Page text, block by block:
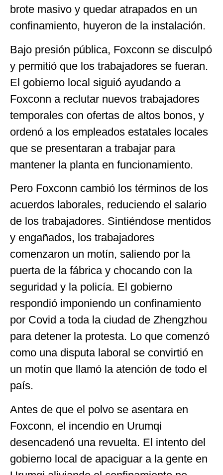
brote masivo y quedar atrapados en un
confinamiento, huyeron de la instalación.
Bajo presión pública, Foxconn se disculpó
y permitió que los trabajadores se fueran.
El gobierno local siguió ayudando a
Foxconn a reclutar nuevos trabajadores
temporales con ofertas de altos bonos, y
ordenó a los empleados estatales locales
que se presentaran a trabajar para
mantener la planta en funcionamiento.
Pero Foxconn cambió los términos de los
acuerdos laborales, reduciendo el salario
de los trabajadores. Sintiéndose mentidos
y engañados, los trabajadores
comenzaron un motín, saliendo por la
puerta de la fábrica y chocando con la
seguridad y la policía. El gobierno
respondió imponiendo un confinamiento
por Covid a toda la ciudad de Zhengzhou
para detener la protesta. Lo que comenzó
como una disputa laboral se convirtió en
un motín que llamó la atención de todo el
país.
Antes de que el polvo se asentara en
Foxconn, el incendio en Urumqi
desencadenó una revuelta. El intento del
gobierno local de apaciguar a la gente en